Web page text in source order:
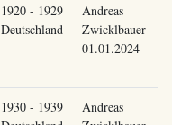
1920 - 1929
Deutschland
Andreas
Zwicklbauer
01.01.2024
1930 - 1939
Andreas